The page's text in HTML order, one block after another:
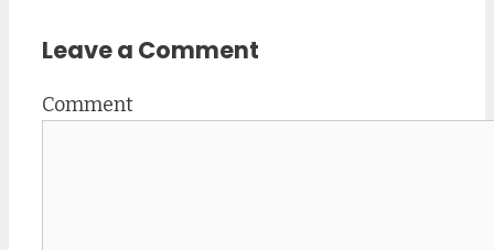
Leave a Comment
Comment